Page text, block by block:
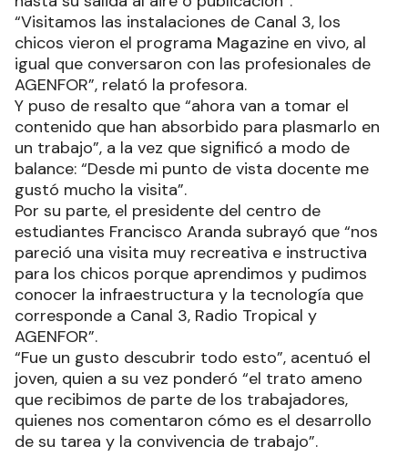
“Visitamos las instalaciones de Canal 3, los
chicos vieron el programa Magazine en vivo, al
igual que conversaron con las profesionales de
AGENFOR”, relató la profesora.
Y puso de resalto que “ahora van a tomar el
contenido que han absorbido para plasmarlo en
un trabajo”, a la vez que significó a modo de
balance: “Desde mi punto de vista docente me
gustó mucho la visita”.
Por su parte, el presidente del centro de
estudiantes Francisco Aranda subrayó que “nos
pareció una visita muy recreativa e instructiva
para los chicos porque aprendimos y pudimos
conocer la infraestructura y la tecnología que
corresponde a Canal 3, Radio Tropical y
AGENFOR”.
“Fue un gusto descubrir todo esto”, acentuó el
joven, quien a su vez ponderó “el trato ameno
que recibimos de parte de los trabajadores,
quienes nos comentaron cómo es el desarrollo
de su tarea y la convivencia de trabajo”.